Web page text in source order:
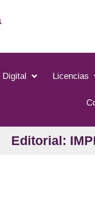
Digital Licencias
Editorial: